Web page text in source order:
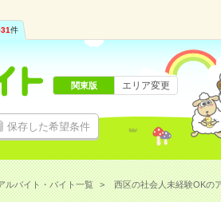
件
保存した希望条件
関東版 エリア変更
ルバイト・バイト一覧 西区の社会人未経験OKの